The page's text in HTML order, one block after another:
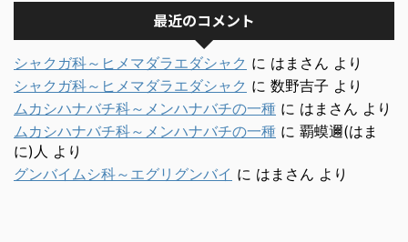
最近のコメント
シャクガ科～ヒメマダラエダシャク に はまさん より
シャクガ科～ヒメマダラエダシャク に 数野吉子 より
ムカシハナバチ科～メンハナバチの一種 に はまさん より
ムカシハナバチ科～メンハナバチの一種 に 覇蟆邇(はま
に)人 より
グンバイムシ科～エグリグンバイ に はまさん より